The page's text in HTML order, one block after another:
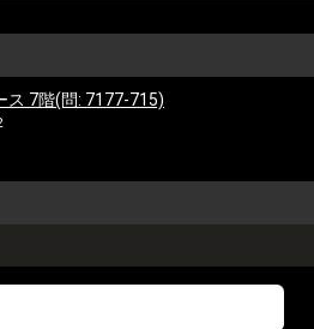
ス 7階(問: 7177-715)